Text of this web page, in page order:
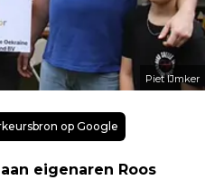
Piet IJmker
op Google
eigenaren Roos